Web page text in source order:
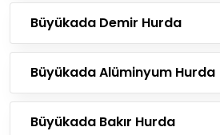
Büyükada Demir Hurda
Büyükada Alüminyum Hurda
Büyükada Bakır Hurda